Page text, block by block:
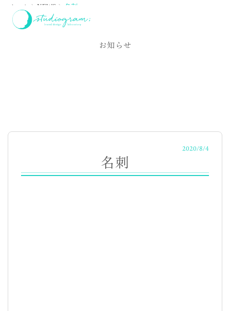
ホーム NEWS 名刺
NEWS
お知らせ
2020/8/4
名刺